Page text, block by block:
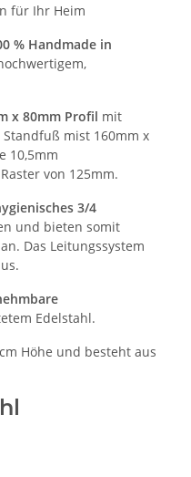
für Ihr Heim
% Handmade in
x 80mm Profil mit
Standfuß mist 160mm x
10,5mm
von 125mm.
3/4
und bieten somit
an. Das Leitungssystem
Edelstahl.
Höhe und besteht aus